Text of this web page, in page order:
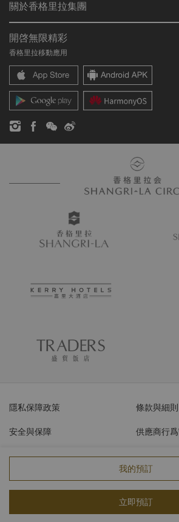
我的預訂
立即預訂
餐廳與酒吧
加入香格里拉會
常見問題
聯絡我們
關於香格里拉集團
我們的酒店品牌
香格里拉中心
香格里拉公寓
聯繫方式
職業發展
企業社會責任
新聞稿
開啓無限精彩
香格里拉移動應用
隱私保障政策 條款與細則
安全與保障 供應商行
網絡安全
© 2026 香格里拉國際飯店管理有限公司版權所有
17055189